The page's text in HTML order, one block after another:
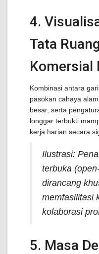
4.
Tata
Komersial
Kombinasi antara
pasokan cahaya
besar, serta
longgar terbukti
kerja harian secara
Ilustrasi:
terbuka
dirancang
memfasilitasi
kolaborasi
5. Masa